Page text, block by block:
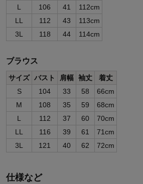
L
106 41
112cm
LL
112 43
113cm
3L
118 44 114cm
ブラウス
サイズ バスト 肩幅 袖丈
着丈
S
104 33 58
66cm
M
108 35 59
68cm
L
112 37 60
70cm
LL
116 39 61
71cm
3L
121 40 62 72cm
仕様など